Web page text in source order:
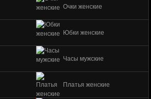
Очки женские
Юбки женские
Часы мужские
Платья женские